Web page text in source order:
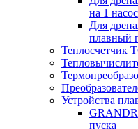
на 1
Для
плавный
Теплосчетчик
Устройства
пуска